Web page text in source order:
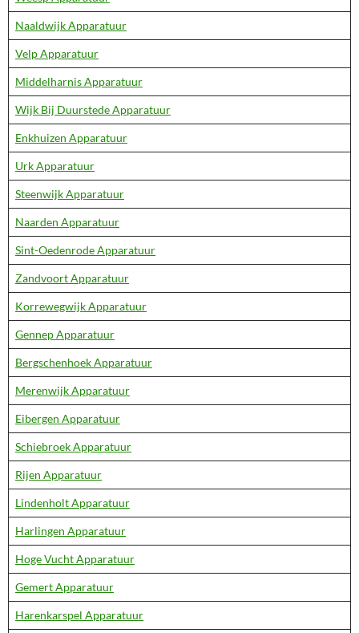
Naaldwijk Apparatuur
Velp Apparatuur
Middelharnis Apparatuur
Wijk Bij Duurstede Apparatuur
Enkhuizen Apparatuur
Urk Apparatuur
Steenwijk Apparatuur
Naarden Apparatuur
Sint-Oedenrode Apparatuur
Zandvoort Apparatuur
Korrewegwijk Apparatuur
Gennep Apparatuur
Bergschenhoek Apparatuur
Merenwijk Apparatuur
Eibergen Apparatuur
Schiebroek Apparatuur
Rijen Apparatuur
Lindenholt Apparatuur
Harlingen Apparatuur
Hoge Vucht Apparatuur
Gemert Apparatuur
Harenkarspel Apparatuur